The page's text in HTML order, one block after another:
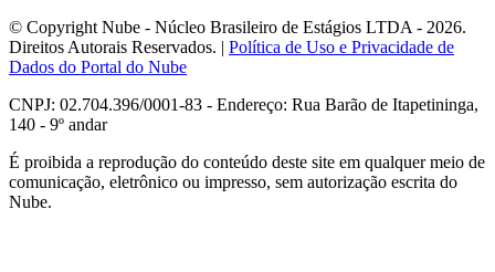
© Copyright Nube - Núcleo Brasileiro de Estágios LTDA - 2026.
Direitos Autorais Reservados. | Política de Uso e Privacidade de
Dados do Portal do Nube
CNPJ: 02.704.396/0001-83 - Endereço: Rua Barão de Itapetininga,
140 - 9º andar
É proibida a reprodução do conteúdo deste site em qualquer meio de
comunicação, eletrônico ou impresso, sem autorização escrita do
Nube.